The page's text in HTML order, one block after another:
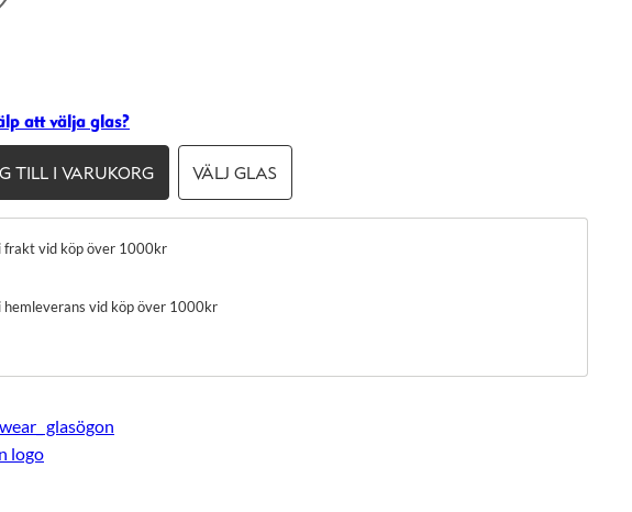
att välja glas?
TILL I VARUKORG VÄLJ GLAS
vid köp över 1000kr
hemleverans vid köp över 1000kr